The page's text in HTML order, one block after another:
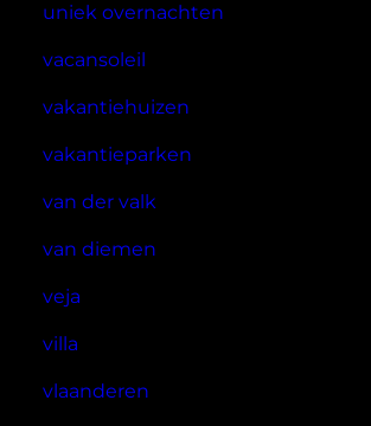
uniek overnachten
vacansoleil
vakantiehuizen
vakantieparken
van der valk
van diemen
veja
villa
vlaanderen